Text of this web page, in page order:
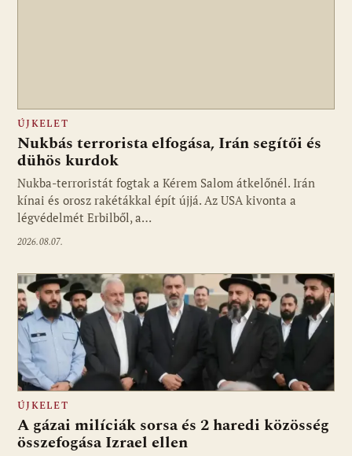
ÚJKELET
Nukbás terrorista elfogása, Irán segítői és
dühös kurdok
Nukba-terroristát fogtak a Kérem Salom átkelőnél. Irán
kínai és orosz rakétákkal épít újjá. Az USA kivonta a
légvédelmét Erbilből, a…
2026.08.07.
ÚJKELET
A gázai milíciák sorsa és 2 haredi közösség
összefogása Izrael ellen